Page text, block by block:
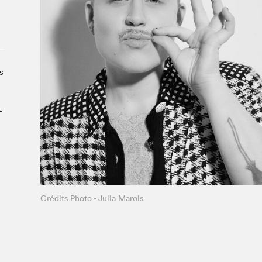
À propos du Salon
Liste des exposant·e·s
Liste des auteur·rice·s
Crédits Photo - Julia Marois